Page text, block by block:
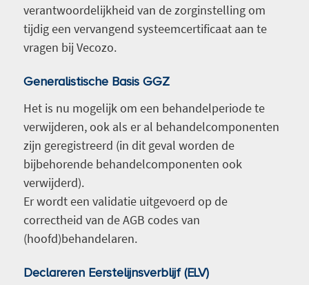
verantwoordelijkheid van de zorginstelling om
tijdig een vervangend systeemcertificaat aan te
vragen bij Vecozo.
Generalistische Basis GGZ
Het is nu mogelijk om een behandelperiode te
verwijderen, ook als er al behandelcomponenten
zijn geregistreerd (in dit geval worden de
bijbehorende behandelcomponenten ook
verwijderd).
Er wordt een validatie uitgevoerd op de
correctheid van de AGB codes van
(hoofd)behandelaren.
Declareren Eerstelijnsverblijf (ELV)